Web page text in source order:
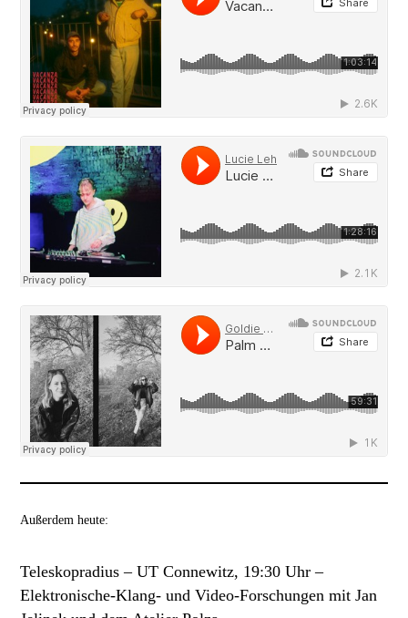
Außerdem heute:
Teleskopradius –UT Connewitz, 19:30 Uhr –
Elektronische-Klang- und Video-Forschungen mit Jan